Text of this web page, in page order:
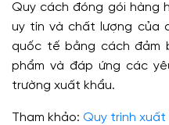
Quy cách đóng gói hàng
uy tín và chất lượng của
quốc tế bằng cách đảm
phẩm và đáp ứng các
trường xuất khẩu.
Tham khảo: Quy trình